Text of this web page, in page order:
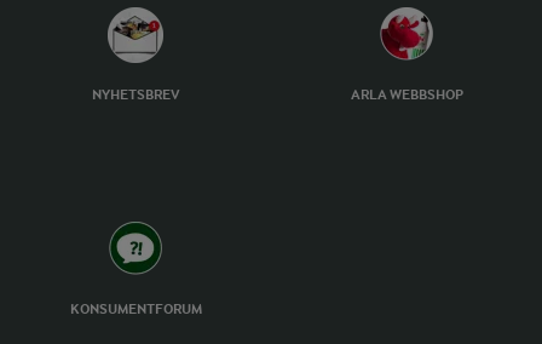
NYHETSBREV ARLA WEBBSHOP
KONSUMENTFORUM